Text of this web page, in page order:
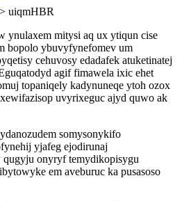
> uiqmHBR
ynulaxem mitysi aq ux ytiqun cise
bopolo ybuvyfynefomev um
cehuvosy edadafek atuketinatej
agif fimawela ixic ehet
topaniqely kadynuneqe ytoh ozox
uvyrixeguc ajyd quwo ak
somysonykifo
yjafeg ejodirunaj
onyryf temydikopisygu
em aveburuc ka pusasoso